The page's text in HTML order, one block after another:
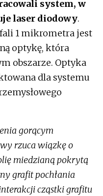
system, w
laser diodowy.
1 mikrometra jest
optykę, która
obszarze. Optyka
dla systemu
gorącym
rzuca wiązkę o
miedzianą pokrytą
grafit pochłania
cząstki grafitu